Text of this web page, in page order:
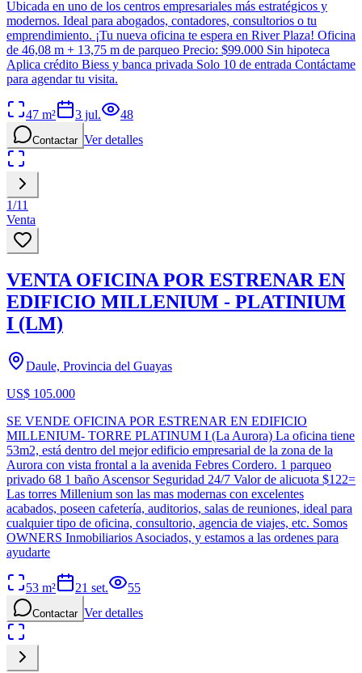
Ubicada en uno de los centros empresariales más estratégicos y
modernos. Ideal para abogados, contadores, consultorios o tu
emprendimiento. ¡Tu nueva oficina te espera en River Plaza! Oficina
de 46,08 m + 13,75 m de parqueo Precio: $99.000 Sin hipoteca
Aplica crédito Biess y banca privada Solo 10 de entrada Contáctame
para agendar tu visita.
47 m² 3 jul. 48
Contactar Ver detalles
1/11
Venta
VENTA OFICINA POR ESTRENAR EN
EDIFICIO MILLENIUM - PLATINIUM
I (LM)
Daule, Provincia del Guayas
US$ 105.000
SE VENDE OFICINA POR ESTRENAR EN EDIFICIO
MILLENIUM- TORRE PLATINUM I (La Aurora) La oficina tiene
53m2, está dentro del mejor edificio empresarial de la zona de la
Aurora con vista frontal a la avenida Febres Cordero. 1 parqueo
privado 68 1 baño Ascensor Seguridad 24/7 Valor de alicuota $122=
Las torres Millenium son las mas modernas con excelentes
acabados, poseen cafetería, auditorios, salas de reuniones, ideal para
cualquier tipo de oficina, consultorio, agencia de viajes, etc. Somos
OWNERS Inmobiliarios Asociados, y estamos a las ordenes para
ayudarte
53 m² 21 set. 55
Contactar Ver detalles